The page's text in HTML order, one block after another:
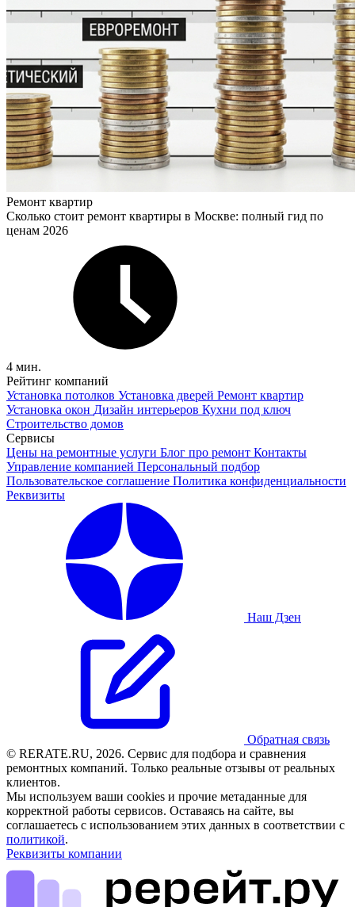
Ремонт квартир
Сколько стоит ремонт квартиры в Москве: полный гид по
ценам 2026
4 мин.
Рейтинг компаний
Установка потолков Установка дверей Ремонт квартир
Установка окон Дизайн интерьеров Кухни под ключ
Строительство домов
Сервисы
Цены на ремонтные услуги Блог про ремонт Контакты
Управление компанией Персональный подбор
Пользовательское соглашение Политика конфиденциальности
Реквизиты
Наш Дзен
Обратная связь
© RERATE.RU, 2026. Сервис для подбора и сравнения
ремонтных компаний. Только реальные отзывы от реальных
клиентов.
Мы используем ваши cookies и прочие метаданные для
корректной работы сервисов. Оставаясь на сайте, вы
соглашаетесь с использованием этих данных в соответствии с
политикой.
Реквизиты компании